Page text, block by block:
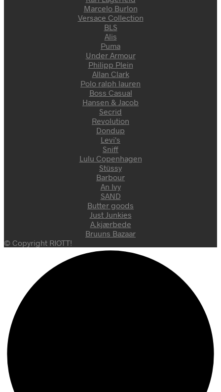
Marcelo Burlon
Versace Collection
BLS
Alis
Puma
Under Armour
Philipp Plein
Allan Clark
Polo ralph lauren
Boss Casual
Hansen & Jacob
Secrid
Revolution
Dondup
Levi's
Sniff
Lulu Copenhagen
Stüssy
Barbour
An Ivy
SAND
Butter goods
Just Junkies
A.kjærbede
Bruuns Bazaar
© Copyright RIOTT!